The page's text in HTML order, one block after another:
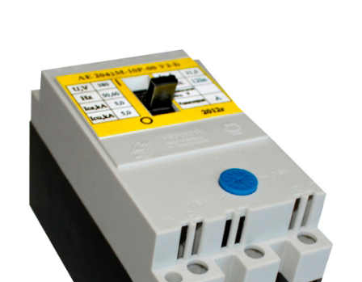
Стремянки с
Стремянки с
опорой
Ширмы
РЗА (шторы)